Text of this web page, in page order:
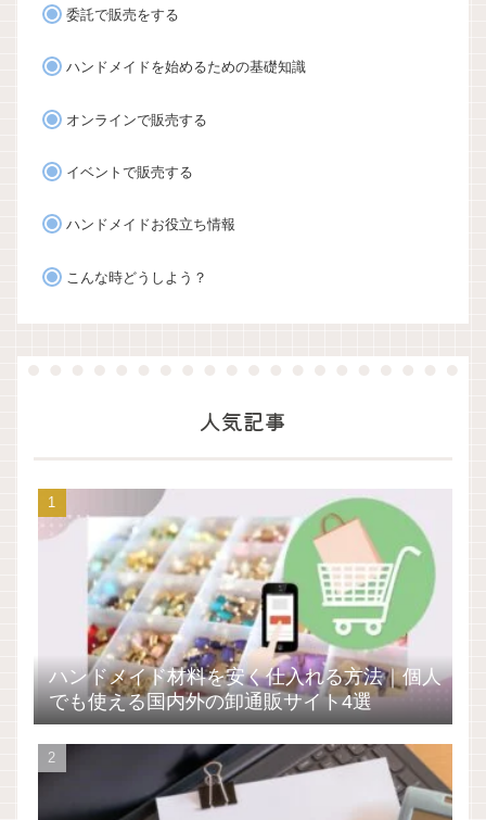
委託で販売をする
ハンドメイドを始めるための基礎知識
オンラインで販売する
イベントで販売する
ハンドメイドお役立ち情報
こんな時どうしよう？
人気記事
ハンドメイド材料を安く仕入れる方法｜個人
でも使える国内外の卸通販サイト4選